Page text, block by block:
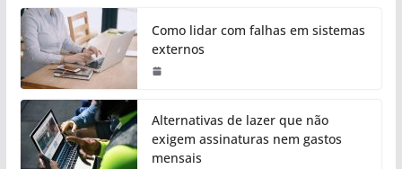
Como lidar com falhas em sistemas
externos
Alternativas de lazer que não
exigem assinaturas nem gastos
mensais